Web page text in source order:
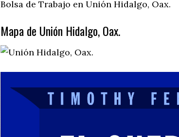
Bolsa de Trabajo en Unión Hidalgo, Oax.
Mapa de Unión Hidalgo, Oax.